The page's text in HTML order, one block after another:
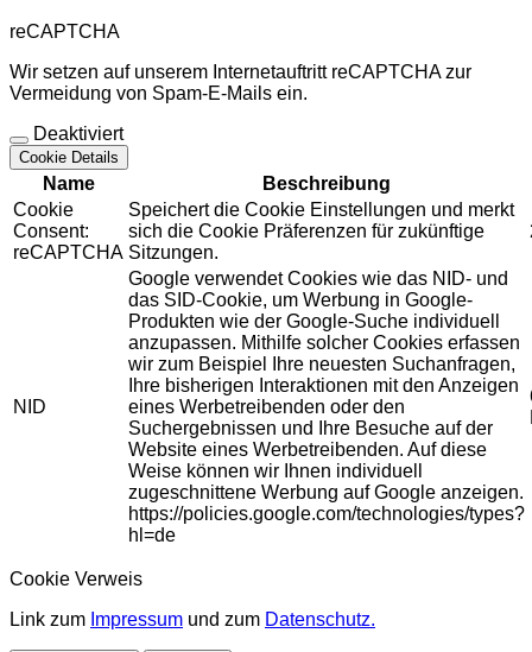
reCAPTCHA
Wir setzen auf unserem Internetauftritt reCAPTCHA zur
Vermeidung von Spam-E-Mails ein.
Deaktiviert
Cookie Details
Name
Beschreibung
Cookie
Consent:
reCAPTCHA
Speichert die Cookie Einstellungen und merkt
sich die Cookie Präferenzen für zukünftige
Sitzungen.
NID
Google verwendet Cookies wie das NID- und
das SID-Cookie, um Werbung in Google-
Produkten wie der Google-Suche individuell
anzupassen. Mithilfe solcher Cookies erfassen
wir zum Beispiel Ihre neuesten Suchanfragen,
Ihre bisherigen Interaktionen mit den Anzeigen
eines Werbetreibenden oder den
Suchergebnissen und Ihre Besuche auf der
Website eines Werbetreibenden. Auf diese
Weise können wir Ihnen individuell
zugeschnittene Werbung auf Google anzeigen.
https://policies.google.com/technologies/types?
hl=de
Cookie Verweis
Link zum Impressum und zum Datenschutz.